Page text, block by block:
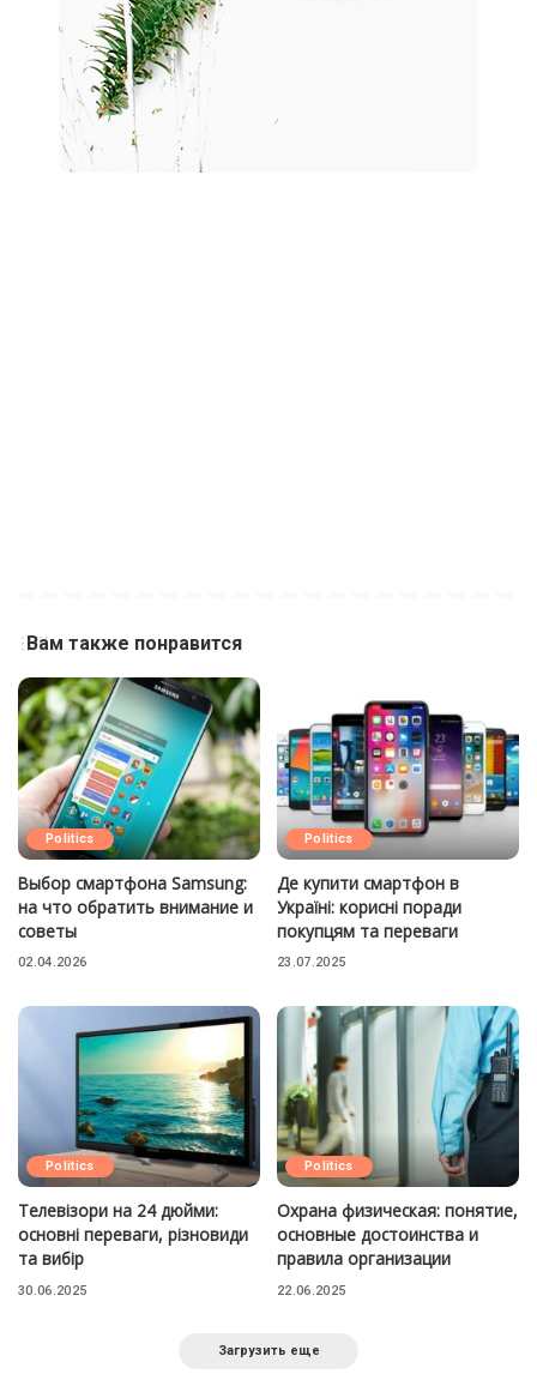
Вам также понравится
Politics
Выбор смартфона Samsung:
на что обратить внимание и
советы
02.04.2026
Politics
Де купити смартфон в
Україні: корисні поради
покупцям та переваги
23.07.2025
Politics
Телевізори на 24 дюйми:
основні переваги, різновиди
та вибір
30.06.2025
Politics
Охрана физическая: понятие,
основные достоинства и
правила организации
22.06.2025
Загрузить еще